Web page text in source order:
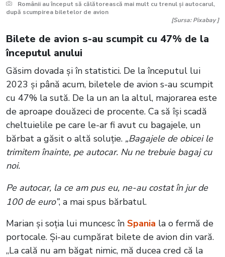
Românii au început să călătorească mai mult cu trenul și autocarul,
după scumpirea biletelor de avion
[Sursa: Pixabay ]
Bilete de avion s-au scumpit cu 47% de la
începutul anului
Găsim dovada și în statistici. De la începutul lui
2023 și până acum, biletele de avion s-au scumpit
cu 47% la sută. De la un an la altul, majorarea este
de aproape douăzeci de procente. Ca să își scadă
cheltuielile pe care le-ar fi avut cu bagajele, un
bărbat a găsit o altă soluție. „Bagajele de obicei le
trimitem înainte, pe autocar. Nu ne trebuie bagaj cu
noi.
Pe autocar, la ce am pus eu, ne-au costat în jur de
100 de euro”, a mai spus bărbatul.
Marian și soția lui muncesc în Spania la o fermă de
portocale. Și-au cumpărat bilete de avion din vară.
„La cală nu am băgat nimic, mă ducea cred că la